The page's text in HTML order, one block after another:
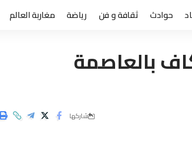
حوادث ثقافة و فن رياضة مغاربة العالم
بالعاصمة
شاركها